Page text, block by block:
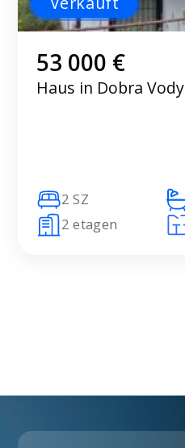
53 000 €
Haus in Dobra Vody
2 SZ
2 etagen